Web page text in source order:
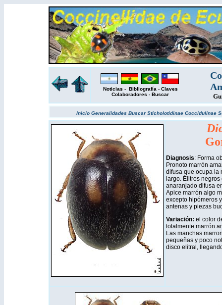
Noticias - Bibliografía - Claves
Colaboradores - Buscar
Inicio Generalidades BuscarSticholotidinae Coccidulinae
Diagnosis: Forma
Pronoto marrón
difusa que ocupa la
largo. Élitros
anaranjado difusa
Apice marrón algo
excepto hipómeros
antenas y piezas
Variación: el color
totalmente marrón
Las manchas
pequeñas y poco
disco elitral,